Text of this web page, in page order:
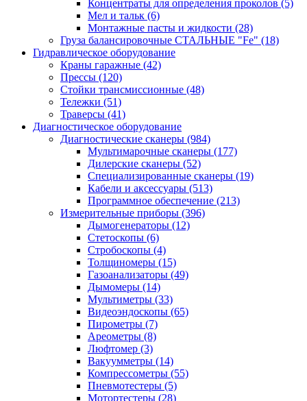
Концентраты для определения проколов (5)
Мел и тальк (6)
Монтажные пасты и жидкости (28)
Груза балансировочные СТАЛЬНЫЕ "Fe" (18)
Гидравлическое оборудование
Краны гаражные (42)
Прессы (120)
Стойки трансмиссионные (48)
Тележки (51)
Траверсы (41)
Диагностическое оборудование
Диагностические сканеры (984)
Мультимарочные сканеры (177)
Дилерские сканеры (52)
Специализированные сканеры (19)
Кабели и аксессуары (513)
Программное обеспечение (213)
Измерительные приборы (396)
Дымогенераторы (12)
Стетоскопы (6)
Стробоскопы (4)
Толщиномеры (15)
Газоанализаторы (49)
Дымомеры (14)
Мультиметры (33)
Видеоэндоскопы (65)
Пирометры (7)
Ареометры (8)
Люфтомер (3)
Вакуумметры (14)
Компрессометры (55)
Пневмотестеры (5)
Мотортестеры (28)